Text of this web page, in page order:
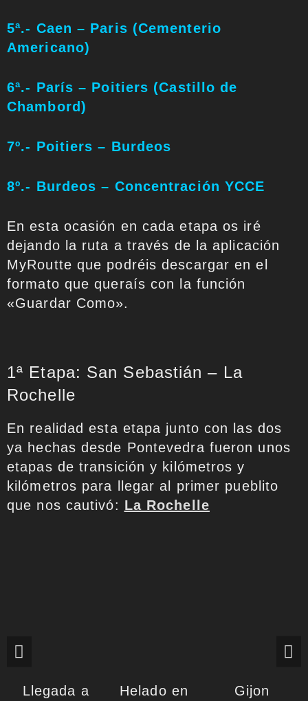
5ª.- Caen – Paris (Cementerio
Americano)
6ª.- París – Poitiers (Castillo de
Chambord)
7º.- Poitiers – Burdeos
8º.- Burdeos – Concentración YCCE
En esta ocasión en cada etapa os iré
dejando la ruta a través de la aplicación
MyRoutte que podréis descargar en el
formato que queraís con la función
«Guardar Como».
1ª Etapa: San Sebastián – La
Rochelle
En realidad esta etapa junto con las dos
ya hechas desde Pontevedra fueron unos
etapas de transición y kilómetros y
kilómetros para llegar al primer pueblito
que nos cautivó: La Rochelle
Llegada a
Helado en
Gijon